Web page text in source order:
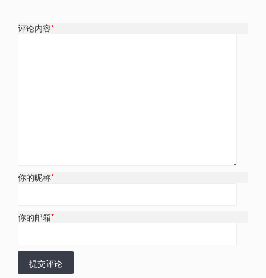
评论内容*
你的昵称*
你的邮箱*
提交评论